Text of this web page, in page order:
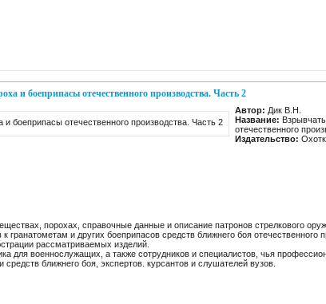
и боеприпасы отечественного производства. Часть 2
Автор: Дик В.Н.
Название:
отечественного
Издательство:
порохах, справочные данные и описание патронов стрелкового
гранатометам и других боеприпасов средств ближнего боя отечественного
рассматриваемых изделий.
для военнослужащих, а также сотрудников и специалистов, чья
средств ближнего боя, экспертов. курсантов и слушателей вузов.